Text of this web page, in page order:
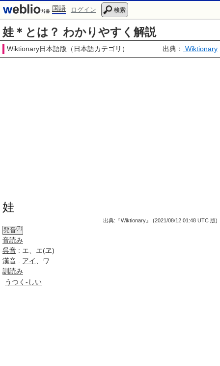
国語 ログイン 検索
娃＊とは？ わかりやすく解説
Wiktionary日本語版（日本語カテゴリ） 出典： Wiktionary
娃
出典:『Wiktionary』 (2021/08/12 01:48 UTC 版)
発音(?)
音読み
呉音 : エ、エ(ヱ)
漢音 : アイ
、ワ
訓読み
うつく-しい